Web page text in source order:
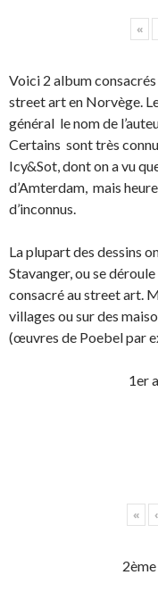
«
Voici 2 album
street art en Norvège.
général le nom de
Certains sont très
Icy&Sot, dont on a vu
d’Amterdam, mais
d’inconnus.
La plupart des dessins
Stavanger, ou se
consacré au street art.
villages ou sur des
(œuvres de Poebel par
1er
« ‹